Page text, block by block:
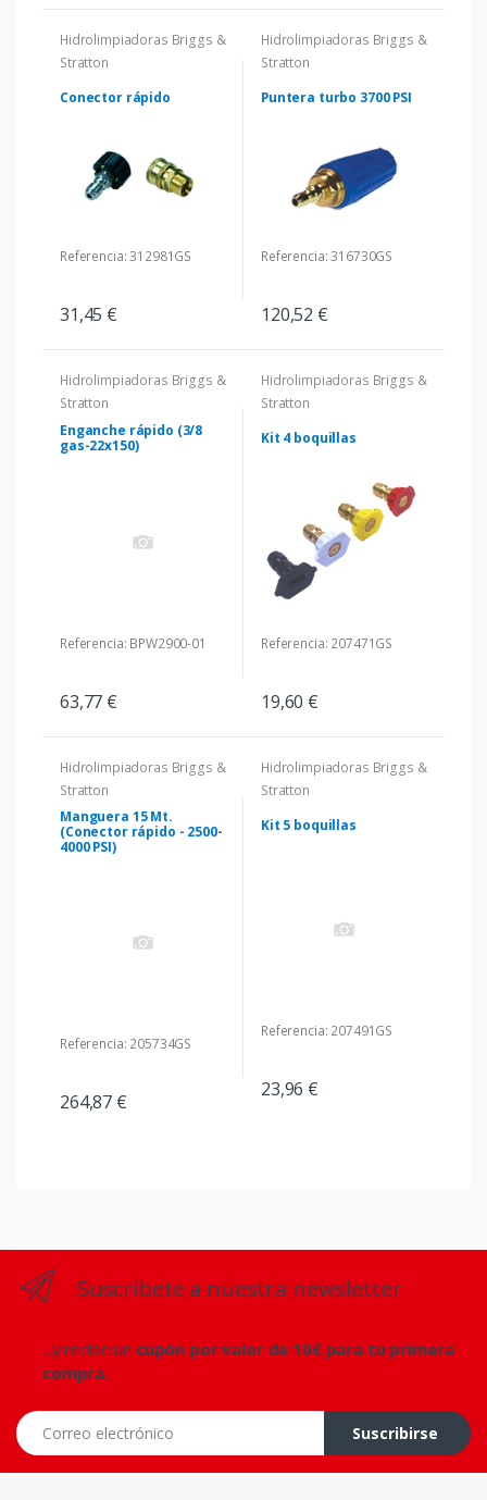
Hidrolimpiadoras Briggs &
Stratton
Conector rápido
Referencia: 312981GS
31,45 €
Hidrolimpiadoras Briggs &
Stratton
Puntera turbo 3700 PSI
Referencia: 316730GS
120,52 €
Hidrolimpiadoras Briggs &
Stratton
Enganche rápido (3/8
gas-22x150)
Referencia: BPW2900-01
63,77 €
Hidrolimpiadoras Briggs &
Stratton
Kit 4 boquillas
Referencia: 207471GS
19,60 €
Hidrolimpiadoras Briggs &
Stratton
Manguera 15 Mt.
(Conector rápido - 2500-
4000 PSI)
Referencia: 205734GS
264,87 €
Hidrolimpiadoras Briggs &
Stratton
Kit 5 boquillas
Referencia: 207491GS
23,96 €
Suscríbete a nuestra newsletter
...y recibe un cupón por valor de 10€ para tu primera
compra.
Correo electrónico
Suscribirse